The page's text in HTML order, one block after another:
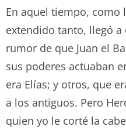
En aquel tiempo, como
extendido tanto, llegó a
rumor de que Juan el
sus poderes actuaban
era Elías; y otros, que
a los antiguos. Pero
quien yo le corté la